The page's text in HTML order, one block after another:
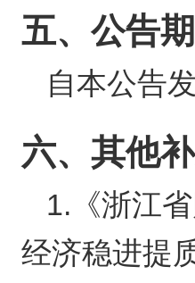
五、公告
自本公告
六、其他
1.《浙江
经济稳进提